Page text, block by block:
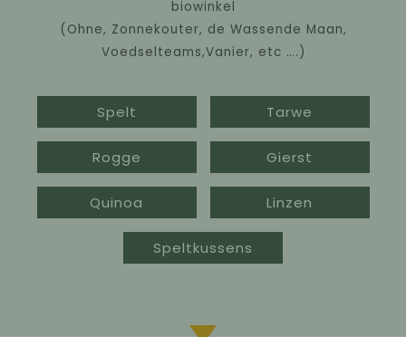
biowinkel
(Ohne, Zonnekouter, de Wassende Maan,
Voedselteams,Vanier, etc ….)
Spelt Tarwe
Rogge Gierst
Quinoa Linzen
Speltkussens